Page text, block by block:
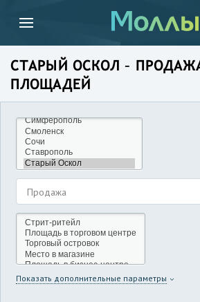
СТАРЫЙ ОСКОЛ –
ПЛОЩАДЕЙ
Продажа
Показать дополнительные параметры